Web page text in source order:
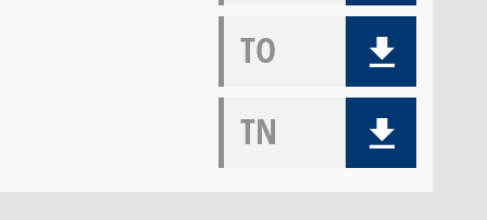
TO
TN